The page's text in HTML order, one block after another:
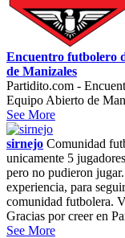
Encuentro futbolero
de Manizales
Partidito.com -
Equipo Abierto de
See More
sirnejo Comunidad
unicamente 5
pero no pudieron
experiencia, para
comunidad futbolera.
Gracias por creer en
See More